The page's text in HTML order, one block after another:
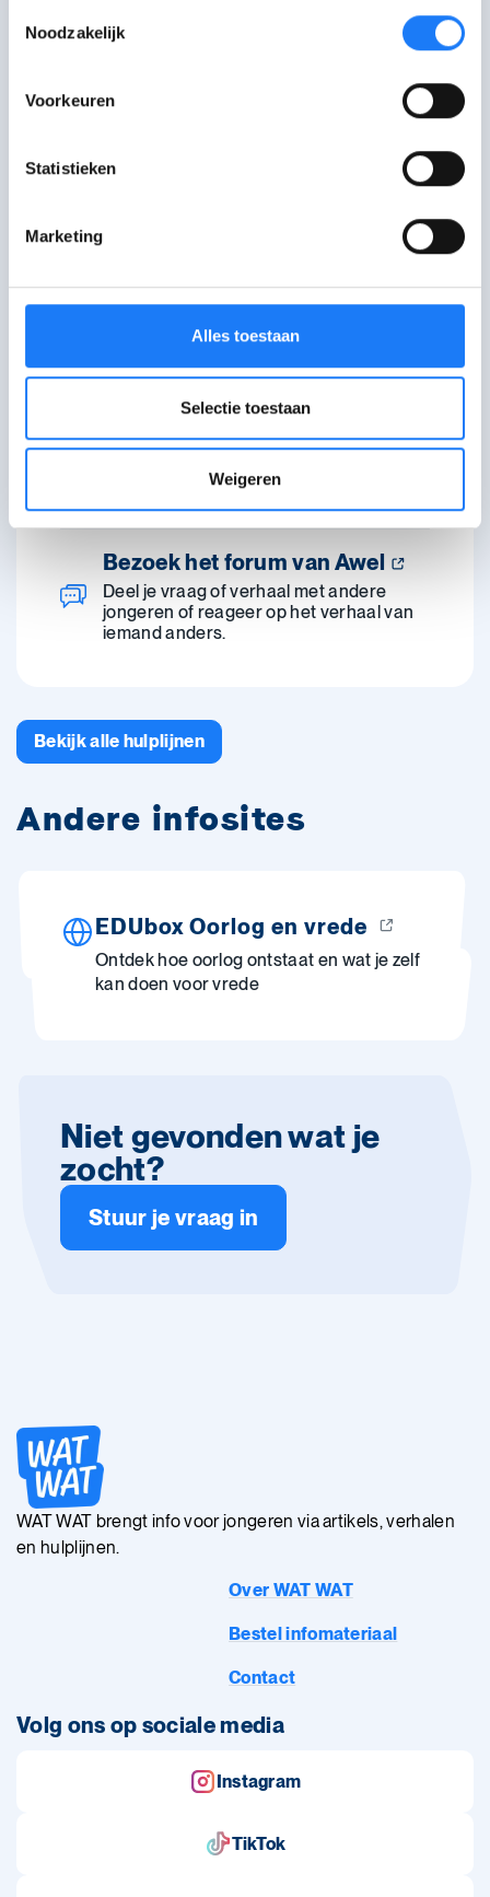
Noodzakelijk
Voorkeuren
Statistieken
Marketing
Alles toestaan
Selectie toestaan
Weigeren
opent om 18:00
Chat met Awel
Mail met Awel
contactformulier in.
opent om 16:00
Bel met Awel
102. Van maandag tot
zaterdag van 16:00-22:00 uur.
Woensdag van 14:00-22:00 uur. Je kan
Bezoek het forum van Awel
Deel je vraag of verhaal met andere
jongeren of reageer op het verhaal van
iemand anders.
Bekijk alle hulplijnen
Andere infosites
EDUbox Oorlog en vrede
Ontdek hoe oorlog ontstaat en wat je zelf
kan doen voor vrede
Niet gevonden wat je
zocht?
Stuur je vraag in
WAT WAT brengt info voor jongeren via artikels, verhalen
en hulplijnen.
Over WAT WAT
Bestel infomateriaal
Contact
Volg ons op sociale media
Instagram
TikTok